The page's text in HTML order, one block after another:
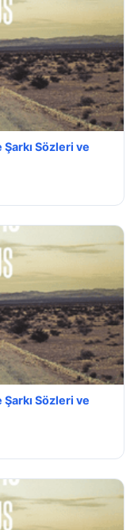
Sözleri ve
Sözleri ve